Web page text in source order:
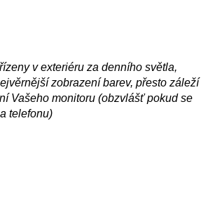
v exteriéru za denního světla,
zobrazení barev, přesto záleží
Vašeho monitoru (obzvlášť pokud se
telefonu)